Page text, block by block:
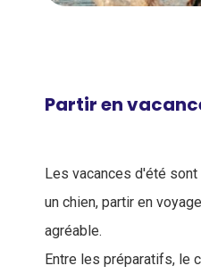
Partir en
Les vacances d'été
un chien, partir en
agréable.
Entre les préparatifs, le